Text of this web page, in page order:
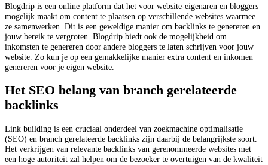
Blogdrip is een online platform dat het voor website-eigenaren en bloggers
mogelijk maakt om content te plaatsen op verschillende websites waarmee
ze samenwerken. Dit is een geweldige manier om backlinks te genereren en
jouw bereik te vergroten. Blogdrip biedt ook de mogelijkheid om
inkomsten te genereren door andere bloggers te laten schrijven voor jouw
website. Zo kun je op een gemakkelijke manier extra content en inkomen
genereren voor je eigen website.
Het SEO belang van branch gerelateerde
backlinks
Link building is een cruciaal onderdeel van zoekmachine optimalisatie
(SEO) en branch gerelateerde backlinks zijn daarbij de belangrijkste soort.
Het verkrijgen van relevante backlinks van gerenommeerde websites met
een hoge autoriteit zal helpen om de bezoeker te overtuigen van de kwaliteit